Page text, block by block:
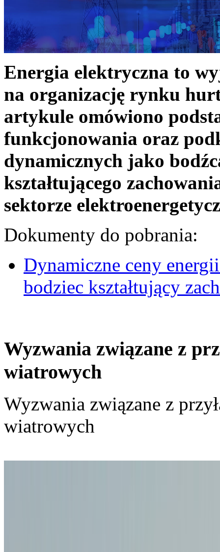
Energia elektryczna to
na organizację rynku
artykule omówiono
funkcjonowania oraz
dynamicznych jako
kształtującego
sektorze
Dokumenty do pobrania:
Dynamiczne ceny
bodziec kształtujący
Wyzwania związane z
wiatrowych
Wyzwania związane z
wiatrowych